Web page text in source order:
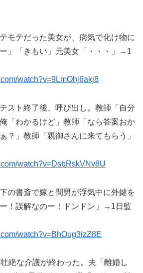
モテだった美女が、病気で化け物に
」「きもい」元美女「・・・」→1
watch?v=9LmOhj6akj8
スト終了後、呼び出し。教師「自分
「わかるけど」教師「なら答案おか
？」教師「親御さんに来てもらう」
watch?v=DsbRskVNv8U
の書斎で嫁と間男が浮気中に外鍵を
！誤解なのー！ドンドン」→1日監
watch?v=BhOug3izZ8E
絶な介護が終わった。夫「離婚し